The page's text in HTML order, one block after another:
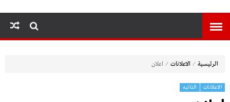
الموصل
الرئيسية ⁄ الاعلانات ⁄ اعلان
الاعلانات الذاتيه